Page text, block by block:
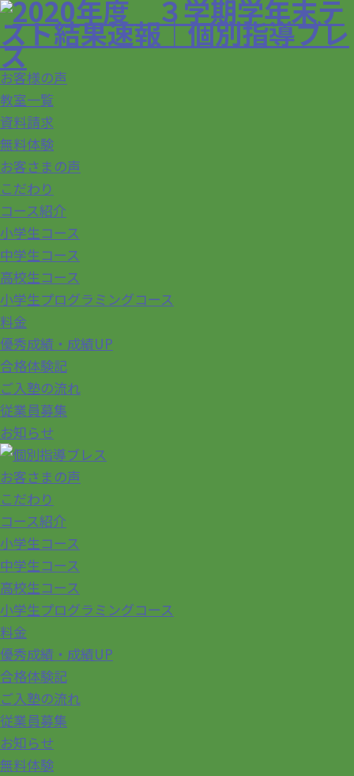
お客様の声
教室一覧
資料請求
無料体験
お客さまの声
こだわり
コース紹介
小学生コース
中学生コース
高校生コース
小学生プログラミングコース
料金
優秀成績・成績UP
合格体験記
ご入塾の流れ
従業員募集
お知らせ
お客さまの声
こだわり
コース紹介
小学生コース
中学生コース
高校生コース
小学生プログラミングコース
料金
優秀成績・成績UP
合格体験記
ご入塾の流れ
従業員募集
お知らせ
無料体験